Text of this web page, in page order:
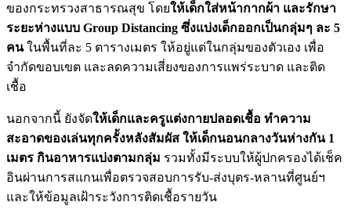
ของกระทรวงสาธารณสุข โดยให้เด็กใส่หน้ากากผ้า และรักษา
ระยะห่างแบบ Group Distancing ซึ่งแบ่งเด็กออกเป็นกลุ่มๆ ละ 5
คนในพื้นที่ละ 5 ตารางเมตร ให้อยู่แต่ในกลุ่มของตัวเอง เพื่อ
จำกัดขอบเขต และลดความเสี่ยงของการแพร่ระบาด และติด
เชื้อ
นอกจากนี้ ยังจัดให้เด็กและครูแต่งกายปลอดเชื้อ ทำความ
สะอาดของเล่นทุกครั้งหลังสัมผัส ให้เด็กนอนกลางวันห่างกัน 1
เมตร กินอาหารแบ่งตามกลุ่ม รวมทั้งมีระบบให้ผู้ปกครองได้เช็ค
อินผ่านการสแกนเพื่อตรวจสอบการรับ-ส่งบุตร-หลานที่ศูนย์ฯ
และให้ข้อมูลเฝ้าระวังการติดเชื้อรายวัน